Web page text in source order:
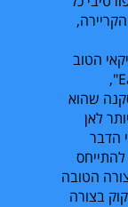
הטוב
",
שהוא
לאן
הדבר
הטובה
בצורה